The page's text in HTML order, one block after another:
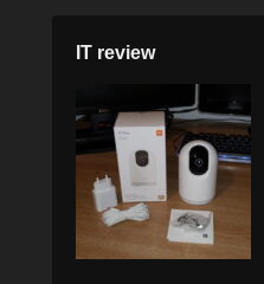
IT review